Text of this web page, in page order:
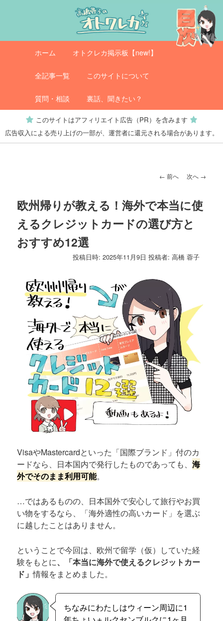
へ
動
オトクレカ
ュ
ホーム オトクレカ掲示板【new!】
全記事一覧 このサイトについて
質問・相談 裏話、聞きたい？
このサイトはアフィリエイト広告（PR）を含みます
広告収入による売り上げの一部が、運営者に還元される場合があります。
投
ナ
ビ
ゲ
シ
ン
← 前へ 次へ →
欧州帰りが教える！海外で本当に使
えるクレジットカードの選び方と
おすすめ12選
投稿日時:2025年11月9日 投稿者:高橋 蓉子
VisaやMastercardといった「国際ブランド」付のカ
ードなら、日本国内で発行したものであっても、海
外でそのまま利用可能。
…ではあるものの、日本国外で安心して旅行やお買
い物をするなら、「海外適性の高いカード」を選ぶ
に越したことはありません。
ということで今回は、欧州で留学（仮）していた経
験をもとに、「本当に海外で使えるクレジットカー
ド」情報をまとめました。
ちなみにわたしはウィーン周辺に1